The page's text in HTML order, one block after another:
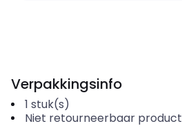
Verpakkingsinfo
1 stuk(s)
Niet retourneerbaar product